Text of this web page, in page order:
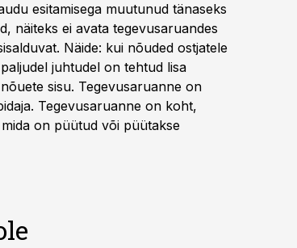
esitamisega muutunud tänaseks
näiteks ei avata tegevusaruandes
Näide: kui nõuded ostjatele
juhtudel on tehtud lisa
sisu. Tegevusaruanne on
Tegevusaruanne on koht,
on püütud või püütakse